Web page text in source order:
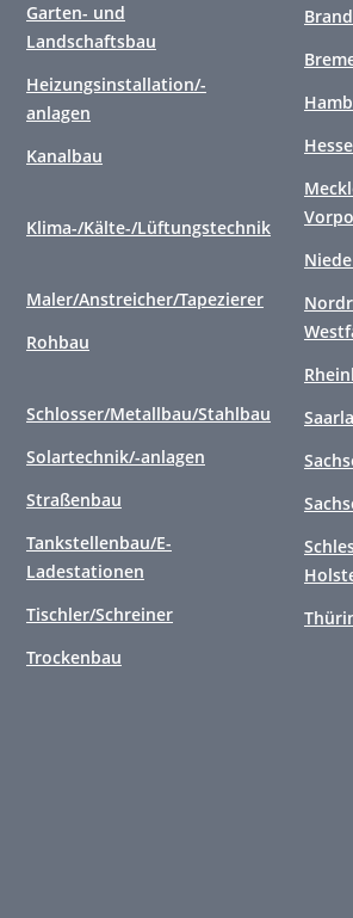
Garten- und
Landschaftsbau
Heizungsinstallation/-
anlagen
Kanalbau
Klima-/Kälte-/Lüftungstechnik
Maler/Anstreicher/Tapezierer
Rohbau
Schlosser/Metallbau/Stahlbau
Solartechnik/-anlagen
Straßenbau
Tankstellenbau/E-
Ladestationen
Tischler/Schreiner
Trockenbau